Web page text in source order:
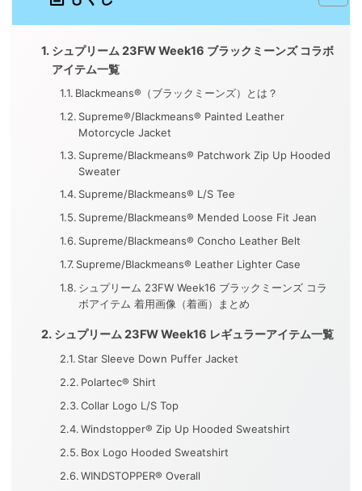
シュプリーム 23FW Week16 ブラックミーンズ コラボ
アイテム一覧
Blackmeans®（ブラックミーンズ）とは？
Supreme®/Blackmeans® Painted Leather
Motorcycle Jacket
Supreme/Blackmeans® Patchwork Zip Up Hooded
Sweater
Supreme/Blackmeans® L/S Tee
Supreme/Blackmeans® Mended Loose Fit Jean
Supreme/Blackmeans® Concho Leather Belt
Supreme/Blackmeans® Leather Lighter Case
シュプリーム 23FW Week16 ブラックミーンズ コラ
ボアイテム 着用画像（着画）まとめ
シュプリーム 23FW Week16 レギュラーアイテム一覧
Star Sleeve Down Puffer Jacket
Polartec® Shirt
Collar Logo L/S Top
Windstopper® Zip Up Hooded Sweatshirt
Box Logo Hooded Sweatshirt
WINDSTOPPER® Overall